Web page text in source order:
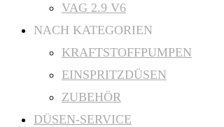
VAG 2.9 V6
NACH KATEGORIEN
KRAFTSTOFFPUMPEN
EINSPRITZDÜSEN
ZUBEHÖR
DÜSEN-SERVICE